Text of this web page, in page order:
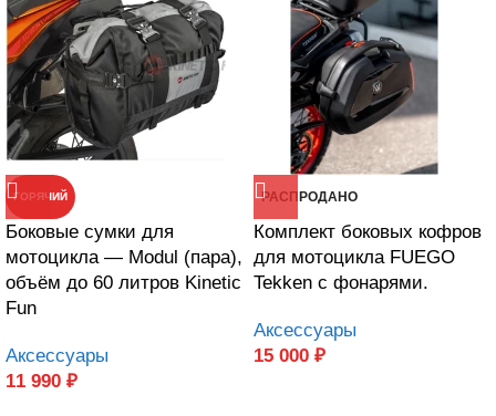
ГОРЯЧИЙ
Боковые сумки для
мотоцикла — Modul (пара),
объём до 60 литров Kinetic
Fun
Аксессуары
11 990 ₽
РАСПРОДАНО
Комплект боковых кофров
для мотоцикла FUEGO
Tekken с фонарями.
Аксессуары
15 000 ₽